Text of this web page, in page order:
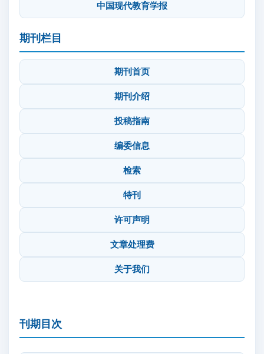
中国现代教育学报
期刊栏目
期刊首页
期刊介绍
投稿指南
编委信息
检索
特刊
许可声明
文章处理费
关于我们
刊期目次